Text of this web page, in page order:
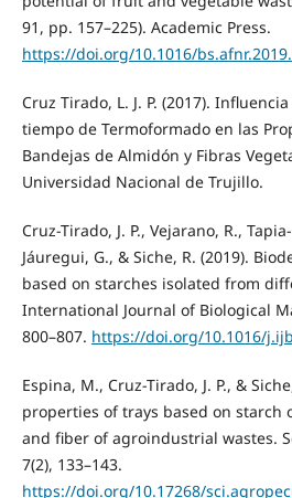
91, pp. 157–225). Academic Press.
https://doi.org/10.1016/
Cruz Tirado, L. J. P. (2017).
tiempo de Termoformado en las
Bandejas de Almidón y Fibras
Universidad Nacional de Trujillo.
Cruz-Tirado, J. P., Vejarano, R.,
Jáuregui, G., & Siche, R. (2019).
based on starches isolated from
International Journal of Biological
800–807. https://doi.org/10.1016/
Espina, M., Cruz-Tirado, J. P., &
properties of trays based on starch
and fiber of agroindustrial wastes.
7(2), 133–143.
https://doi.org/10.17268/